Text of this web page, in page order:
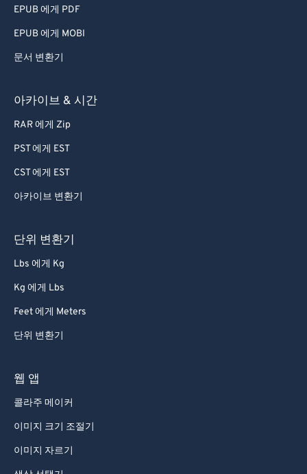
EPUB 에게 PDF
EPUB 에게 MOBI
문서 변환기
아카이브 & 시간
RAR 에게 Zip
PST 에게 EST
CST 에게 EST
아카이브 변환기
단위 변환기
Lbs 에게 Kg
Kg 에게 Lbs
Feet 에게 Meters
단위 변환기
웹 앱
콜라주 메이커
이미지 크기 조절기
이미지 자르기